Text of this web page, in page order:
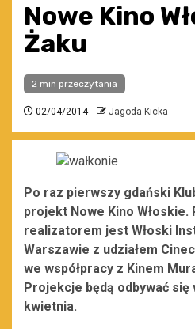
Nowe Kino
Żaku
2 min przeczytania
02/04/2014 Jagoda Kicka
Po raz pierwszy gdański
projekt Nowe Kino Włoskie.
realizatorem jest Włoski
Warszawie z udziałem
we współpracy z Kinem
Projekcje będą odbywać się
kwietnia.